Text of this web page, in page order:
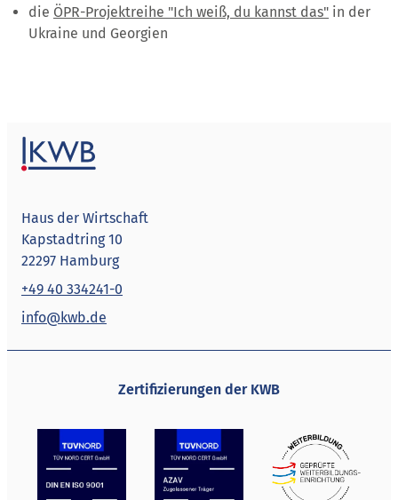
die ÖPR-Projektreihe "Ich weiß, du kannst das" in der
Ukraine und Georgien
Haus der Wirtschaft
Kapstadtring 10
22297 Hamburg
+49 40 334241-0
info@kwb.de
Zertifizierungen der KWB